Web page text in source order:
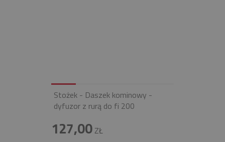
Stożek - Daszek kominowy -
dyfuzor z rurą do fi 200
127,00ZŁ